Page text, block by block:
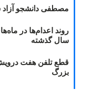
مصطفی دانشجو
سال گذشته
قطع تلفن هفت
بزرگ